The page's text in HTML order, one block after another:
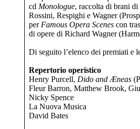
cd Monologue, raccolta di brani
Rossini, Respighi e Wagner
per Famous Opera Scenes con
di opere di Richard Wagner
Di seguito l’elenco dei premiati e
Repertorio operistico
Henry Purcell, Dido and Æneas
Fleur Barron, Matthew Brook,
Nicky Spence
La Nuova Musica
David Bates